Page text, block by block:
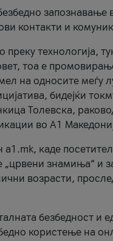
запознавање
контакти и
технологија,
тоа е
на односите меѓу
бидејќи
Толевска,
во А1
каде
„црвени знамиња“ и
возрасти,
безбедност и
користење на